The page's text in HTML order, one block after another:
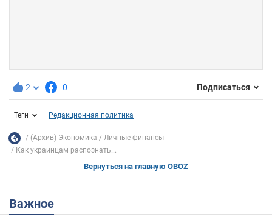
2 0 Подписаться
Теги Редакционная политика
(Архив) Экономика
Личные финансы
Как украинцам распознать...
Вернуться на главную OBOZ
Важное